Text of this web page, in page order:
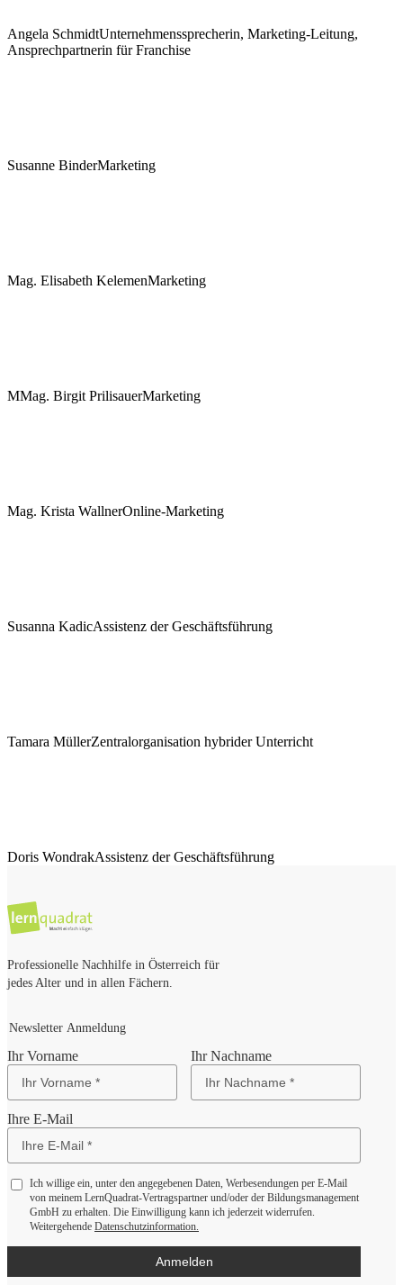
Angela SchmidtUnternehmenssprecherin, Marketing-Leitung,
Ansprechpartnerin für Franchise
Susanne BinderMarketing
Mag. Elisabeth KelemenMarketing
MMag. Birgit PrilisauerMarketing
Mag. Krista WallnerOnline-Marketing
Susanna KadicAssistenz der Geschäftsführung
Tamara MüllerZentralorganisation hybrider Unterricht
Doris WondrakAssistenz der Geschäftsführung
Professionelle Nachhilfe in Österreich für
jedes Alter und in allen Fächern.
Newsletter Anmeldung
Ihr Vorname Ihr Nachname
Ihre E-Mail
Ich willige ein, unter den angegebenen Daten, Werbesendungen per E-Mail
von meinem LernQuadrat-Vertragspartner und/oder der Bildungsmanagement
GmbH zu erhalten. Die Einwilligung kann ich jederzeit widerrufen.
Weitergehende Datenschutzinformation.
Anmelden